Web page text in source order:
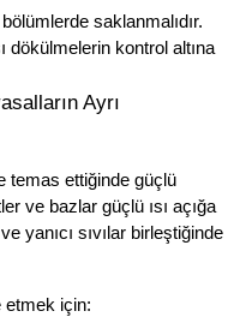
saklanmalıdır.
dökülmelerin kontrol altına
Ayrı
temas ettiğinde güçlü
ve bazlar güçlü ısı açığa
yanıcı sıvılar birleştiğinde
etmek için: